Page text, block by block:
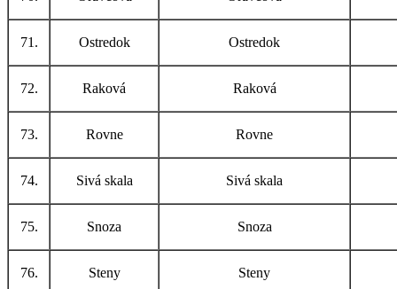
71. Ostredok Ostredok
72. Raková Raková
73. Rovne Rovne
74. Sivá skala Sivá skala
75. Snoza Snoza
76. Steny Steny